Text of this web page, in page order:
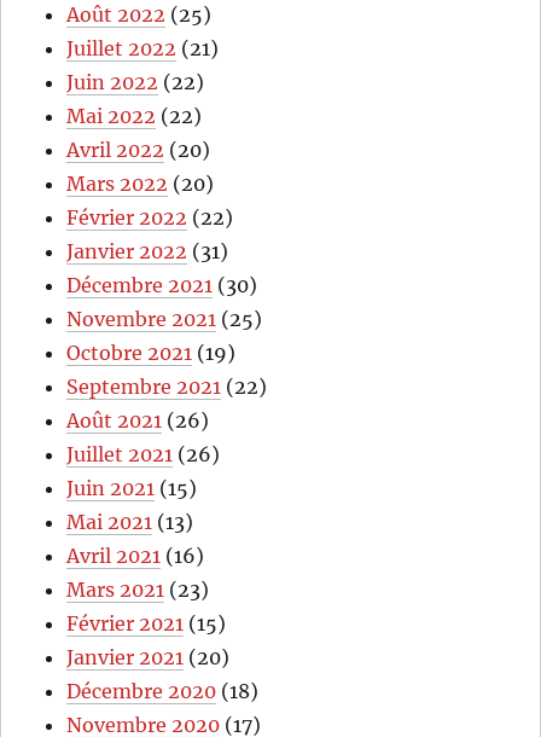
Août 2022 (25)
Juillet 2022 (21)
Juin 2022 (22)
Mai 2022 (22)
Avril 2022 (20)
Mars 2022 (20)
Février 2022 (22)
Janvier 2022 (31)
Décembre 2021 (30)
Novembre 2021 (25)
Octobre 2021 (19)
Septembre 2021 (22)
Août 2021 (26)
Juillet 2021 (26)
Juin 2021 (15)
Mai 2021 (13)
Avril 2021 (16)
Mars 2021 (23)
Février 2021 (15)
Janvier 2021 (20)
Décembre 2020 (18)
Novembre 2020 (17)